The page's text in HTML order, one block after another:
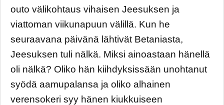
outo välikohtaus vihaisen Jeesuksen ja
viattoman viikunapuun välillä. Kun he
seuraavana päivänä lähtivät Betaniasta,
Jeesuksen tuli nälkä. Miksi ainoastaan hänellä
oli nälkä? Oliko hän kiihdyksissään unohtanut
syödä aamupalansa ja oliko alhainen
verensokeri syy hänen kiukkuiseen